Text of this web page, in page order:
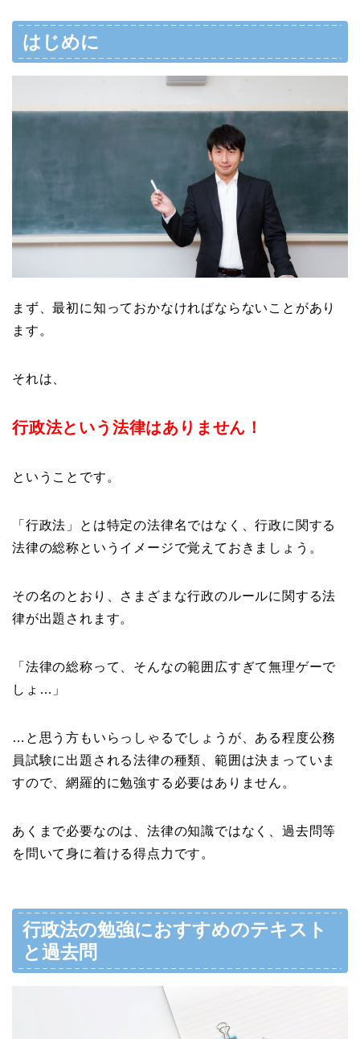
はじめに
まず、最初に知っておかなければならないことがあり
ます。
それは、
行政法という法律はありません！
ということです。
「行政法」とは特定の法律名ではなく、行政に関する
法律の総称というイメージで覚えておきましょう。
その名のとおり、さまざまな行政のルールに関する法
律が出題されます。
「法律の総称って、そんなの範囲広すぎて無理ゲーで
しょ…」
…と思う方もいらっしゃるでしょうが、ある程度公務
員試験に出題される法律の種類、範囲は決まっていま
すので、網羅的に勉強する必要はありません。
あくまで必要なのは、法律の知識ではなく、過去問等
を問いて身に着ける得点力です。
行政法の勉強におすすめのテキスト
と過去問